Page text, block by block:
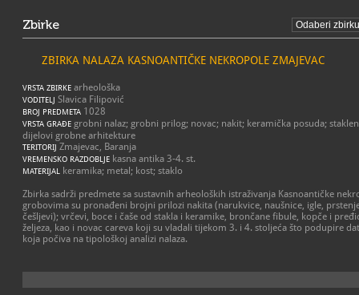
Zbirke
ZBIRKA NALAZA KASNOANTIČKE NEKROPOLE ZMAJEVAC
VRSTA ZBIRKE arheološka
VODITELJ Slavica Filipović
BROJ PREDMETA 1028
VRSTA GRAĐE grobni nalaz; grobni prilog; novac; nakit; keramička posuda;
dijelovi grobne arhitekture
TERITORIJ Zmajevac, Baranja
VREMENSKO RAZDOBLJE kasna antika 3-4. st.
MATERIJAL keramika; metal; kost; staklo
Zbirka sadrži predmete sa sustavnih arheoloških istraživanja Kasnoantičke
grobovima su pronađeni brojni prilozi nakita (narukvice, naušnice, igle,
češljevi); vrčevi, boce i čaše od stakla i keramike, brončane fibule, kopče i
željeza, kao i novac careva koji su vladali tijekom 3. i 4. stoljeća što podupire
koja počiva na tipološkoj analizi nalaza.